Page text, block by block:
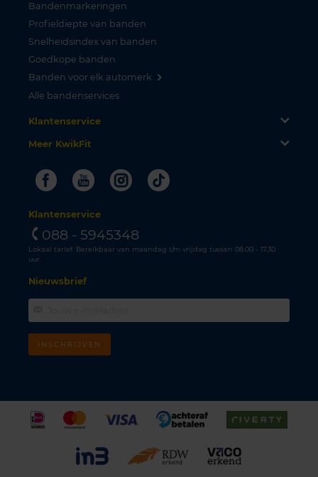
Bandenmarkeringen
Profieldiepte van banden
Snelheidsindex van banden
Goedkope banden
Banden voor elk automerk
Alle bandenservices
Klantenservice
Meer KwikFit
FacebookYoutubeInstagram
Tiktok
Klantenservice
088 - 5945348
Lokaal tarief. Bereikbaar van maandag t/m vrijdag tussen 08.00 - 17.30
uur.
Nieuwsbrief
INSCHRIJVEN